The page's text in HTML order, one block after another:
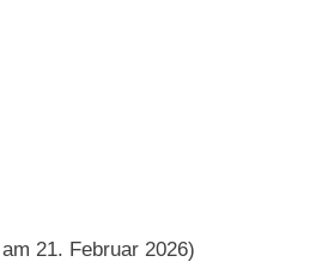
21. Februar 2026)